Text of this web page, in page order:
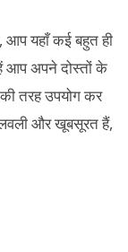
यहाँ कई बहुत ही
आप अपने दोस्तों के
तरह उपयोग कर
लवली और खूबसूरत हैं,